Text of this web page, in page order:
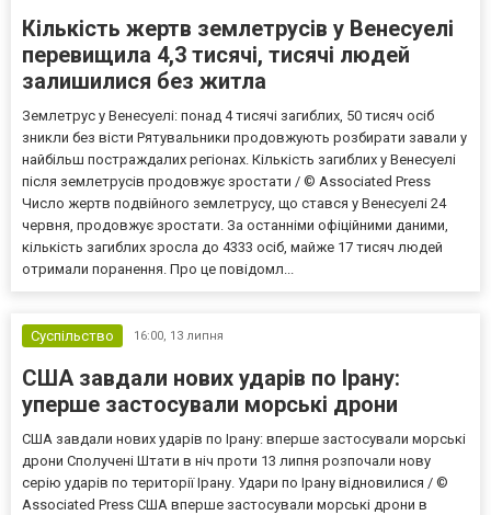
Кількість жертв землетрусів у Венесуелі
перевищила 4,3 тисячі, тисячі людей
залишилися без житла
Землетрус у Венесуелі: понад 4 тисячі загиблих, 50 тисяч осіб
зникли без вісти Рятувальники продовжують розбирати завали у
найбільш постраждалих регіонах. Кількість загиблих у Венесуелі
після землетрусів продовжує зростати / © Associated Press
Число жертв подвійного землетрусу, що стався у Венесуелі 24
червня, продовжує зростати. За останніми офіційними даними,
кількість загиблих зросла до 4333 осіб, майже 17 тисяч людей
отримали поранення. Про це повідомл...
Суспільство 16:00, 13 липня
США завдали нових ударів по Ірану:
уперше застосували морські дрони
США завдали нових ударів по Ірану: вперше застосували морські
дрони Сполучені Штати в ніч проти 13 липня розпочали нову
серію ударів по території Ірану. Удари по Ірану відновилися / ©
Associated Press США вперше застосували морські дрони в